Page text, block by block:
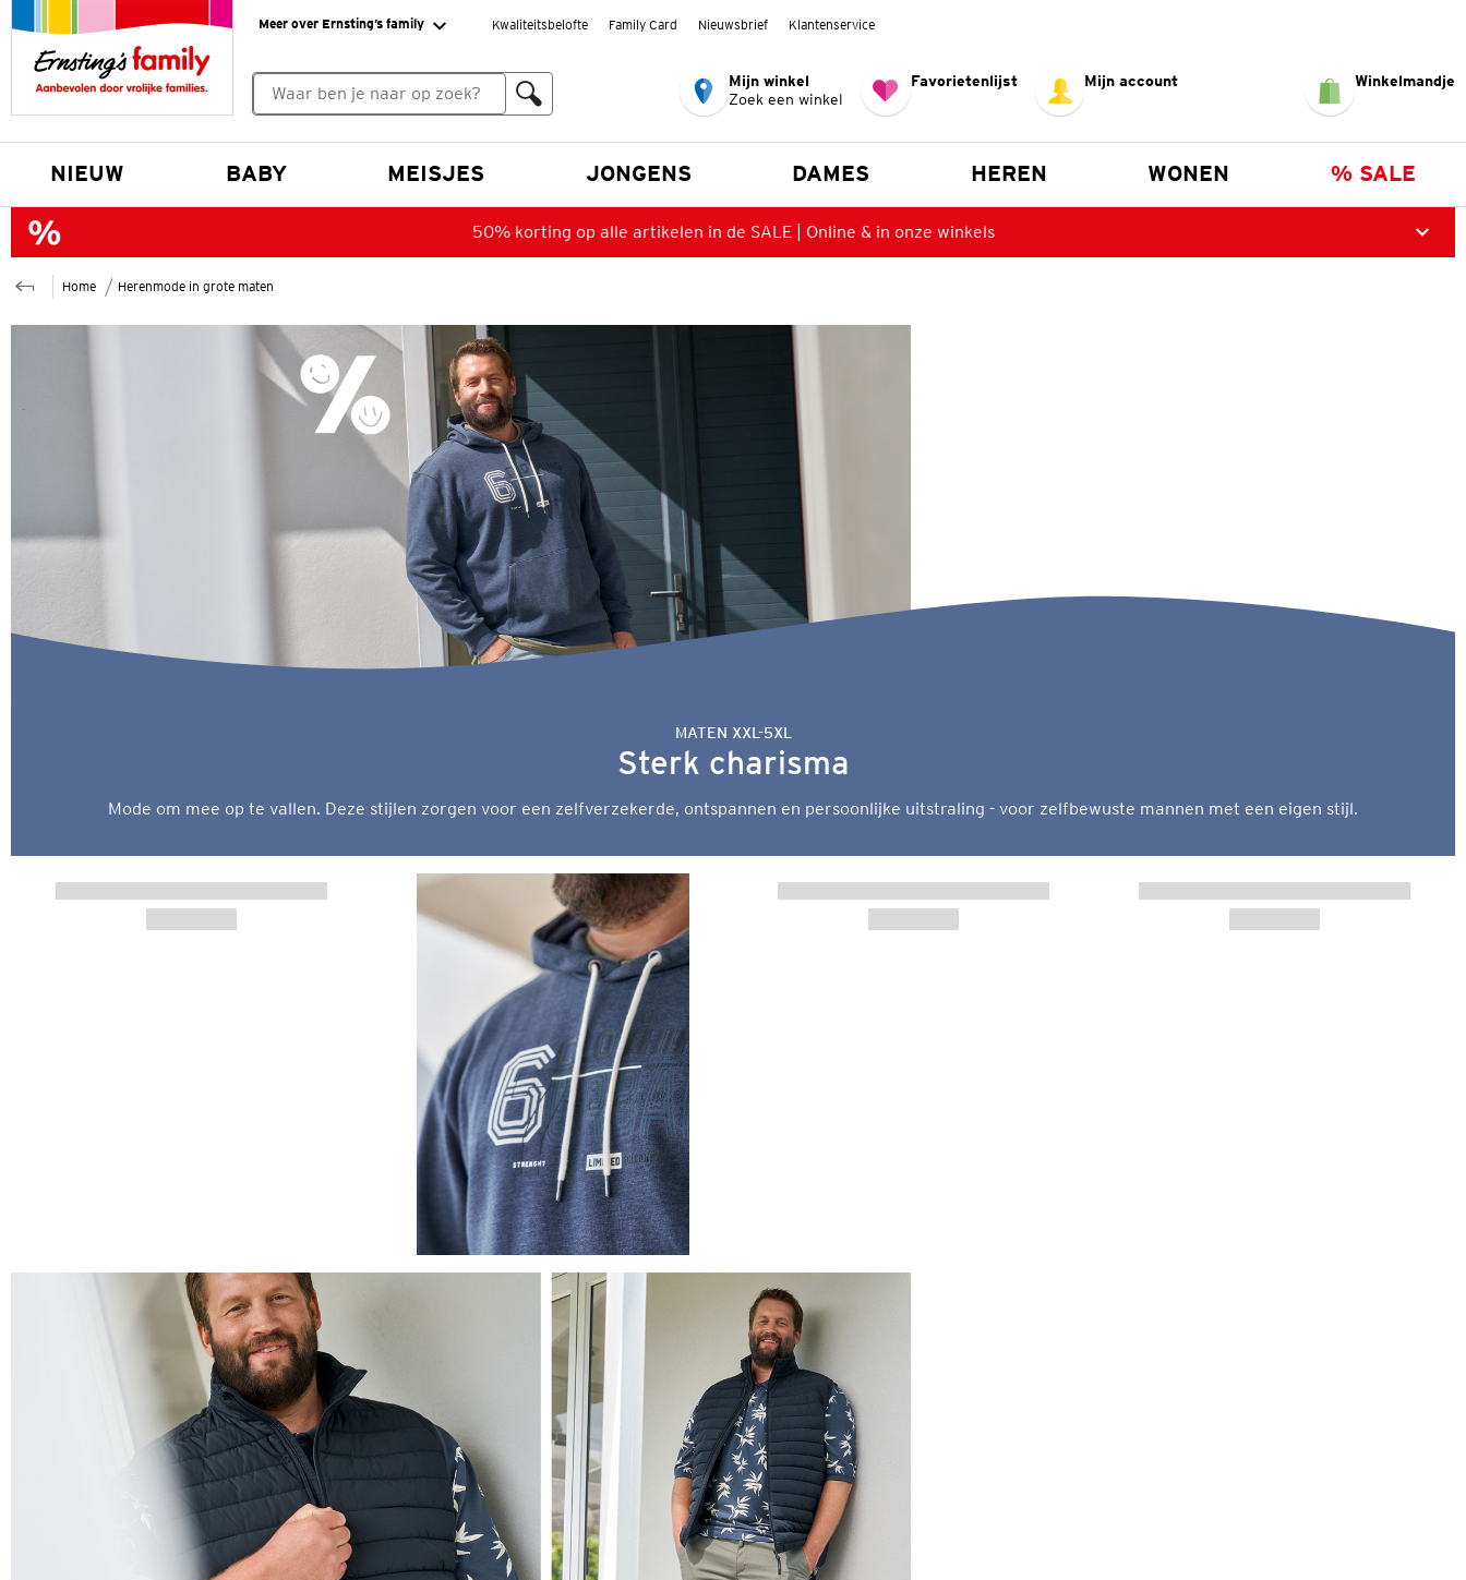
Meer over Ernsting’s family Kwaliteitsbelofte Family Card Nieuwsbrief Klantenservice
Mijn winkel
Zoek een winkel
Favorietenlijst Mijn account Winkelmandje
NIEUW BABY MEISJES JONGENS DAMES HEREN WONEN % SALE
50% korting op alle artikelen in de SALE | Online & in onze winkels
Home Herenmode in grote maten
MATEN XXL-5XL
Sterk charisma
Mode om mee op te vallen. Deze stijlen zorgen voor een zelfverzekerde, ontspannen en persoonlijke uitstraling - voor zelfbewuste mannen met een eigen stijl.